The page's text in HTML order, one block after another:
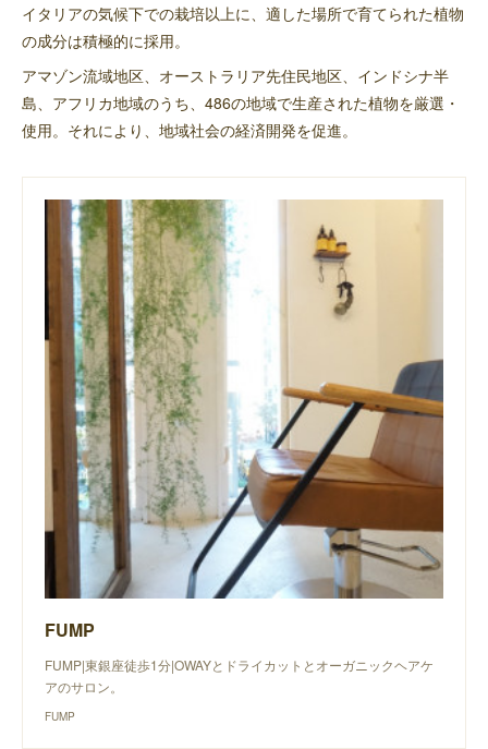
イタリアの気候下での栽培以上に、適した場所で育てられた植物
の成分は積極的に採用。
アマゾン流域地区、オーストラリア先住民地区、インドシナ半
島、アフリカ地域のうち、486の地域で生産された植物を厳選・
使用。それにより、地域社会の経済開発を促進。
FUMP
FUMP|東銀座徒歩1分|OWAYとドライカットとオーガニックヘアケ
アのサロン。
FUMP